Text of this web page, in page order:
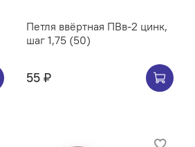
Петля ввёртная ПВв-2 цинк,
шаг 1,75 (50)
55 ₽